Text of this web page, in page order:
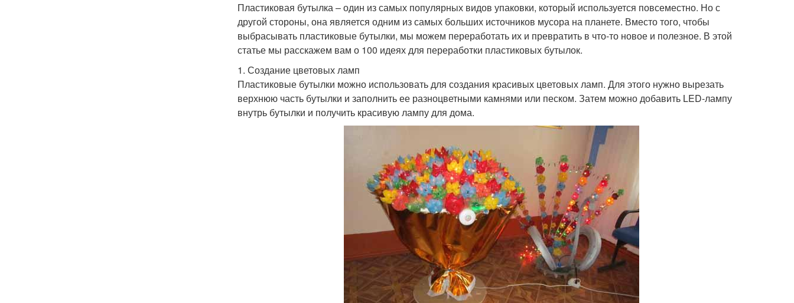
Пластиковая бутылка – один из самых популярных видов упаковки, который используется повсеместно. Но с
другой стороны, она является одним из самых больших источников мусора на планете. Вместо того, чтобы
выбрасывать пластиковые бутылки, мы можем переработать их и превратить в что-то новое и полезное. В этой
статье мы расскажем вам о 100 идеях для переработки пластиковых бутылок.
1. Создание цветовых ламп
Пластиковые бутылки можно использовать для создания красивых цветовых ламп. Для этого нужно вырезать
верхнюю часть бутылки и заполнить ее разноцветными камнями или песком. Затем можно добавить LED-лампу
внутрь бутылки и получить красивую лампу для дома.